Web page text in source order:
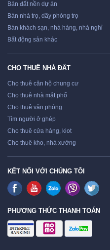
Bán đất nền dự án
Bán nhà trọ, dãy phòng trọ
Bán khách sạn, nhà hàng, nhà nghỉ
Bất động sản khác
CHO THUÊ NHÀ ĐẤT
Cho thuê căn hộ chung cư
Cho thuê nhà mặt phố
Cho thuê văn phòng
Tìm người ở ghép
Cho thuê cửa hàng, kiot
Cho thuê kho, nhà xưởng
KẾT NỐI VỚI CHÚNG TÔI
PHƯƠNG THỨC THANH TOÁN